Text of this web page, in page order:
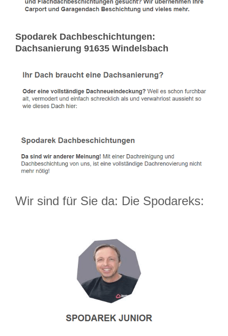
Spodarek Dachbeschichtungen:
Dachsanierung 91635 Windelsbach
Wir sind für Sie da: Die Spodareks: